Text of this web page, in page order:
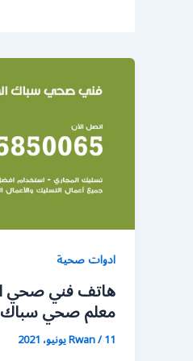
ادوات صحية
معلم صحي سباك
Rwan/11 يونيو، 2021